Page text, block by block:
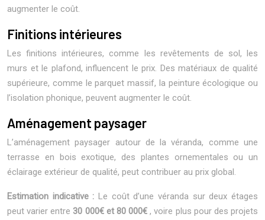
augmenter le coût.
Finitions intérieures
Les finitions intérieures, comme les revêtements de sol, les
murs et le plafond, influencent le prix. Des matériaux de qualité
supérieure, comme le parquet massif, la peinture écologique ou
l’isolation phonique, peuvent augmenter le coût.
Aménagement paysager
L’aménagement paysager autour de la véranda, comme une
terrasse en bois exotique, des plantes ornementales ou un
éclairage extérieur de qualité, peut contribuer au prix global.
Estimation indicative : Le coût d’une véranda sur deux étages
peut varier entre 30 000€ et 80 000€, voire plus pour des projets